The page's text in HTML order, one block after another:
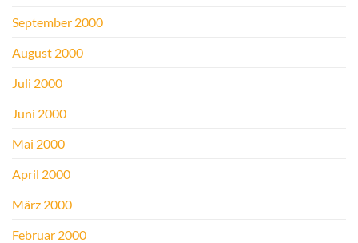
September 2000
August 2000
Juli 2000
Juni 2000
Mai 2000
April 2000
März 2000
Februar 2000